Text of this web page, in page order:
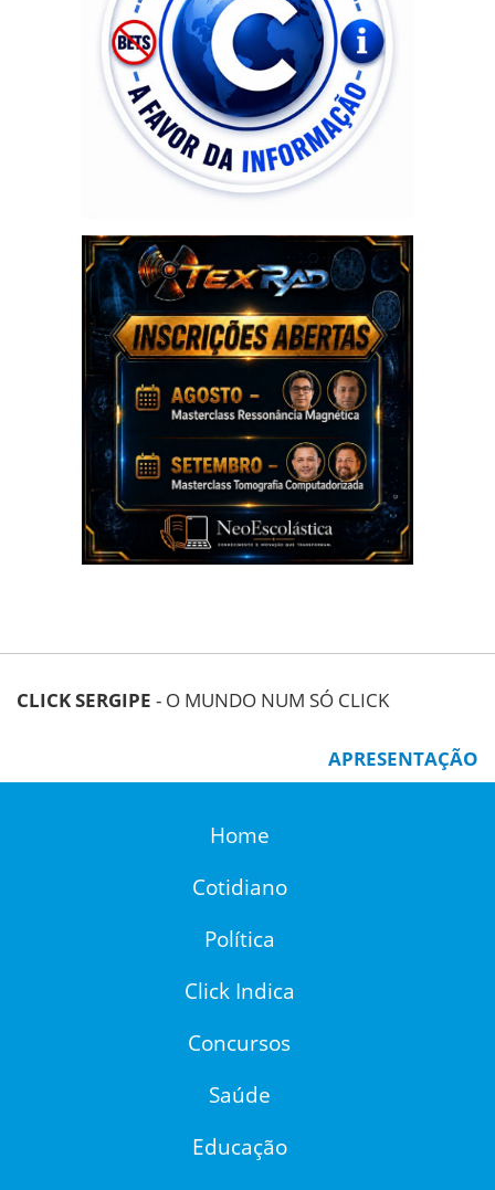
CLICK SERGIPE - O MUNDO NUM SÓ CLICK
APRESENTAÇÃO
Home
Cotidiano
Política
Click Indica
Concursos
Saúde
Educação